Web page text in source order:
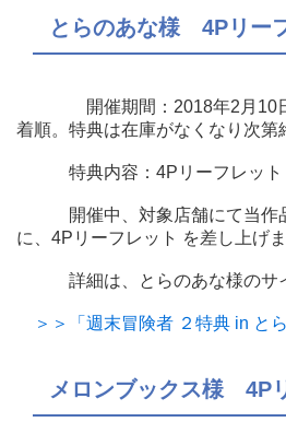
とらのあな様 4Pリー
開催期間：2018年2月10
着順。特典は在庫がなくなり次第
特典内容：4Pリーフレット
開催中、対象店舗にて当作品
に、4Pリーフレット を差し上げま
詳細は、とらのあな様のサイ
＞＞「週末冒険者 ２特典 in と
メロンブックス様 4P